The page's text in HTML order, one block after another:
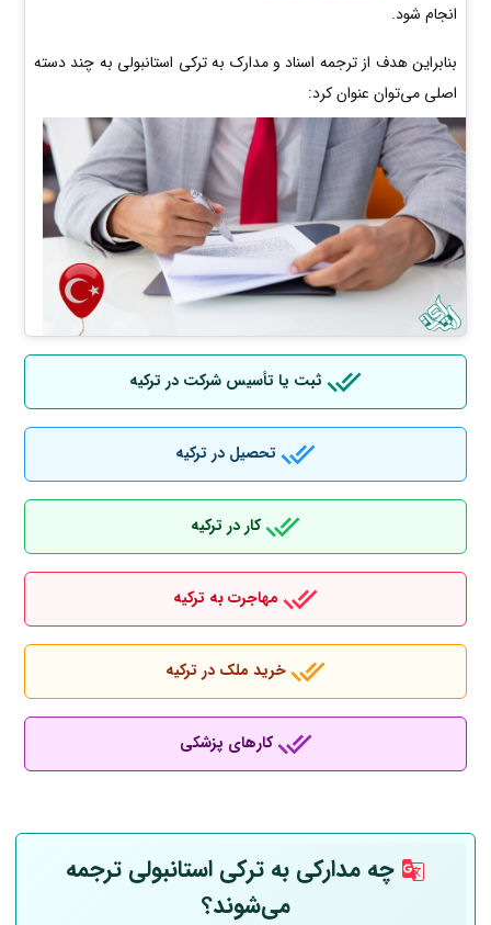
انجام شود.
بنابراین هدف از ترجمه اسناد و مدارک به ترکی استانبولی به چند دسته
اصلی می‌توان عنوان کرد:
ثبت یا تأسیس شرکت در ترکیه
تحصیل در ترکیه
کار در ترکیه
مهاجرت به ترکیه
خرید ملک در ترکیه
کارهای پزشکی
چه مدارکی به ترکی استانبولی ترجمه
می‌شوند؟